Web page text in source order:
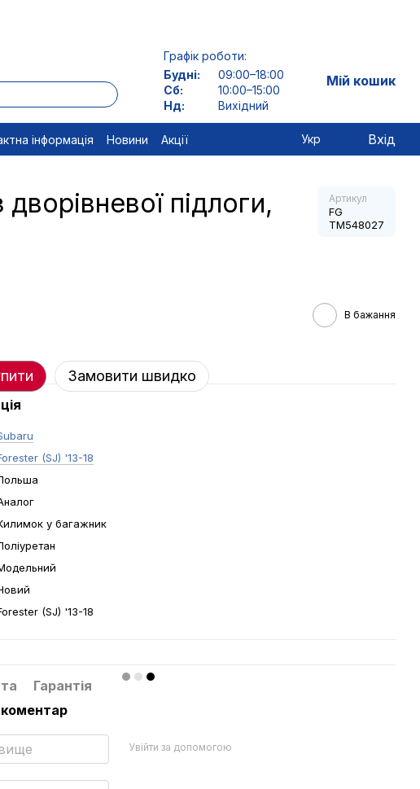
Графік роботи:
Будні:
09:00–18:00
Сб:
10:00–15:00
Нд:
Вихідний
Мій кошик
інформація Новини
Акції
Укр Вхід
підлоги,
Артикул
FG
TM548027
В бажання
Замовити швидко
(SJ) '13-18
у багажник
(SJ) '13-18
Гарантія
коментар
Увійти за допомогою